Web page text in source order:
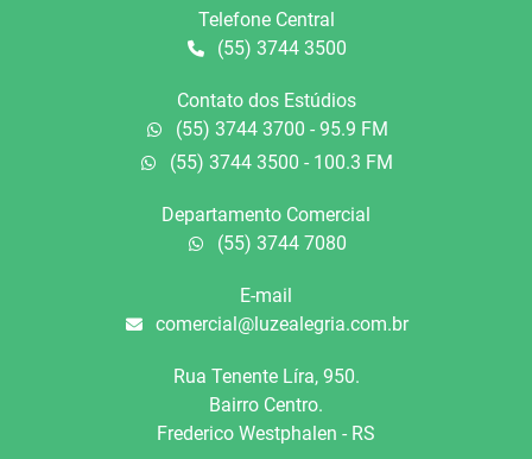
Telefone Central
(55) 3744 3500
Contato dos Estúdios
(55) 3744 3700 - 95.9 FM
(55) 3744 3500 - 100.3 FM
Departamento Comercial
(55) 3744 7080
E-mail
comercial@luzealegria.com.br
Rua Tenente Líra, 950.
Bairro Centro.
Frederico Westphalen - RS